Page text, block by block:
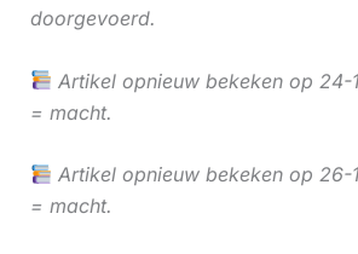
doorgevoerd.
Artikel opnieuw bekeken op 24-
= macht.
Artikel opnieuw bekeken op 26-
= macht.